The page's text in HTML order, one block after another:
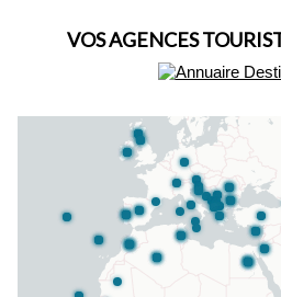
VOS AGENCES